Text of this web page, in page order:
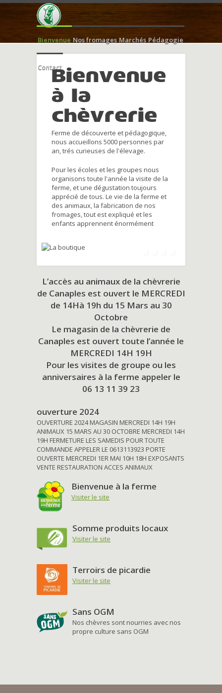
Bienvenue Nos fromages Marchés Pédagogie
ContactBienvenue
à la
chèvrerie
Ferme de découverte et pédagogique,
nous accueillons 5000 personnes par
an, trés curieuses de l'élevage.
Pour les écoles et les groupes nous
organisons toute l'année la visite de la
ferme, et une dégustation toujours
apprécié de tous. Le vie de la ferme et
des animaux, la fabrication de nos
fromages, tout est expliqué et les
enfants apprennent énormément
L’accès au animaux de la chèvrerie
de Canaples est ouvert le MERCREDI
de 14Hà 19h du 15 Mars au 30
Octobre
Le magasin de la chèvrerie de
Canaples est ouvert toute l’année le
MERCREDI 14H 19H
Pour les visites de groupe ou les
anniversaires à la ferme appeler le
06 13 11 39 23
ouverture 2024
OUVERTURE 2024 MAGASIN MERCREDI 14H 19H
ANIMAUX 15 MARS AU 30 OCTOBRE MERCREDI 14H
19H FERMETURE LES SAMEDIS POUR TOUTE
COMMANDE APPELER LE 0613113923 PORTE
OUVERTE MERCREDI 1ER MAI 10H 18H EXPOSANTS
VENTE RESTAURATION ACCES ANIMAUX
Bienvenue à la ferme
Visiter le site
Somme produits locaux
Visiter le site
Terroirs de picardie
Visiter le site
Sans OGM
Nos chèvres sont nourries avec nos
propre culture sans OGM